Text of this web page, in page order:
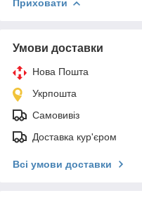
Приховати
Умови доставки
Нова Пошта
Укрпошта
Самовивіз
Доставка кур'єром
Всі умови доставки